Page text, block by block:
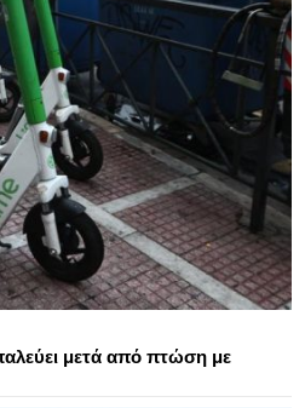
μετά από πτώση με